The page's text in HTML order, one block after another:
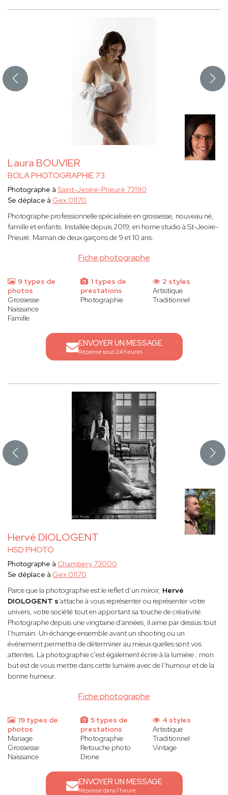
Laura BOUVIER
BOLA PHOTOGRAPHIE 73
Fiche photographe
Photographe à Saint-Jeoire-Prieuré 73190
Se déplace à Gex 01170
Photographe professionnelle spécialisée en grossesse, nouveau né,
famille et enfants. Installée depuis 2019, en home studio à St-Jeoire-
Prieuré. Maman de deux garçons de 9 et 10 ans.
9 types de
photos
Grossesse
Naissance
Famille
1 types de
prestations
Photographie
2 styles
Artistique
Traditionnel
ENVOYER UN MESSAGE
Réponse sous 24 heures
Hervé DIOLOGENT
HSD PHOTO
Fiche photographe
Photographe à Chambery 73000
Se déplace à Gex 01170
Parce que la photographie est le reflet d’un miroir, Hervé
DIOLOGENT s’attache à vous représenter ou représenter votre
univers, votre société tout en apportant sa touche de créativité.
Photographe depuis une vingtaine d’années, il aime par dessus tout
l’humain. Un échange ensemble avant un shooting ou un
événement permettra de déterminer au mieux quelles sont vos
attentes. La photographie c'est également écrire à la lumière ; mon
but est de vous mettre dans cette lumière avec de l’humour et de la
bonne humeur.
19 types de
photos
Mariage
Grossesse
Naissance
5 types de
prestations
Photographie
Retouche photo
Drone
4 styles
Artistique
Traditionnel
Vintage
ENVOYER UN MESSAGE
Réponse dans l'heure